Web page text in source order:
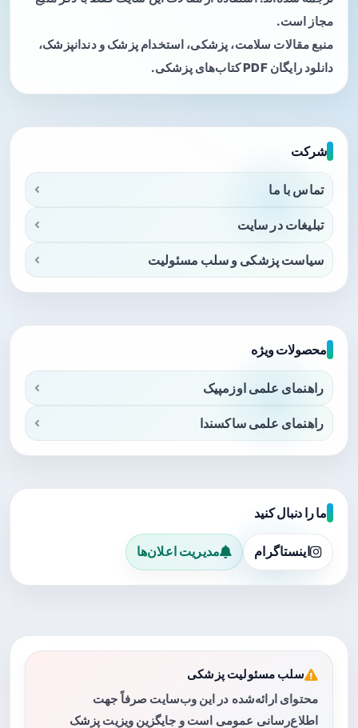
مجاز است.
منبع مقالات سلامت، پزشکی، استخدام پزشک و دندانپزشک،
دانلود رایگان PDF کتاب‌های پزشکی.
شرکت
تماس با ما
تبلیغات در سایت
سیاست پزشکی و سلب مسئولیت
محصولات ویژه
راهنمای علمی اوزمپیک
راهنمای علمی ساکسندا
ما را دنبال کنید
اینستاگرام مدیریت اعلان‌ها
سلب مسئولیت پزشکی
محتوای ارائه‌شده در این وب‌سایت صرفاً جهت
اطلاع‌رسانی عمومی است و جایگزین ویزیت پزشک